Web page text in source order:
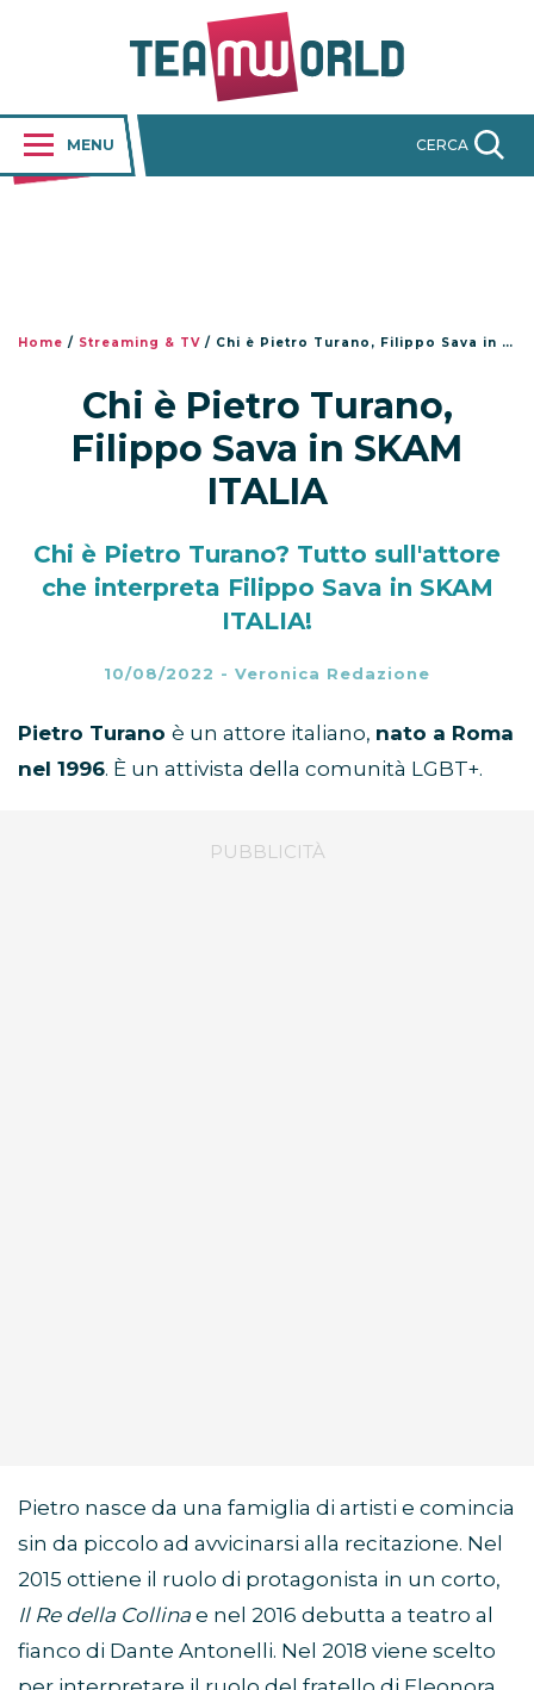
MENU CERCA
Home / Streaming & TV / Chi è Pietro Turano, Filippo Sava in SKAM ITALIA
Chi è Pietro Turano,
Filippo Sava in SKAM
ITALIA
Chi è Pietro Turano? Tutto sull'attore
che interpreta Filippo Sava in SKAM
ITALIA!
10/08/2022 - Veronica Redazione
Pietro Turano è un attore italiano, nato a Roma
nel 1996. È un attivista della comunità LGBT+.
Pietro nasce da una famiglia di artisti e comincia
sin da piccolo ad avvicinarsi alla recitazione. Nel
2015 ottiene il ruolo di protagonista in un corto,
Il Re della Collina e nel 2016 debutta a teatro al
fianco di Dante Antonelli. Nel 2018 viene scelto